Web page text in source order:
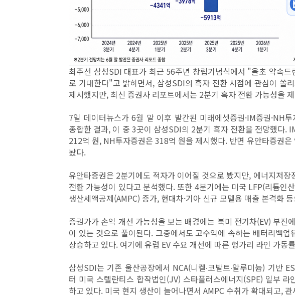
최주선 삼성SDI 대표가 최근 56주년 창립기념식에서 "올초 약속
로 기대한다"고 밝히면서, 삼성SDI의 흑자 전환 시점에 관심이 쏠
제시했지만, 최신 증권사 리포트에서는 2분기 흑자 전환 가능성을
7일 데이터뉴스가 6월 말 이후 발간된 미래에셋증권·IM증권·NH
종합한 결과, 이 중 3곳이 삼성SDI의 2분기 흑자 전환을 전망했다.
212억 원, NH투자증권은 318억 원을 제시했다. 반면 유안타증권
놨다.
유안타증권은 2분기에도 적자가 이어질 것으로 봤지만, 에너지저
전환 가능성이 있다고 분석했다. 또한 4분기에는 미국 LFP(리튬인
생산세액공제(AMPC) 증가, 현대차·기아 신규 모델용 매출 본격화
증권가가 손익 개선 가능성을 보는 배경에는 북미 전기차(EV) 부진
이 있는 것으로 풀이된다. 그중에서도 고수익에 속하는 배터리백
상승하고 있다. 여기에 유럽 EV 수요 개선에 따른 헝가리 라인 가동
삼성SDI는 기존 울산공장에서 NCA(니켈∙코발트∙알루미늄) 기반
터 미국 스텔란티스 합작법인(JV) 스타플러스에너지(SPE) 일부
하고 있다. 미국 현지 생산이 늘어나면서 AMPC 수취가 확대되고,